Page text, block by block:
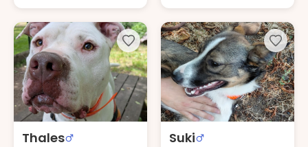
Thales Suki